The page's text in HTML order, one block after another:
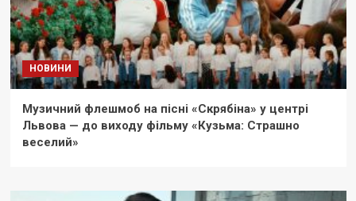
НОВИНИ
Музичний флешмоб на пісні «Скрябіна» у центрі
Львова — до виходу фільму «Кузьма: Страшно
веселий»